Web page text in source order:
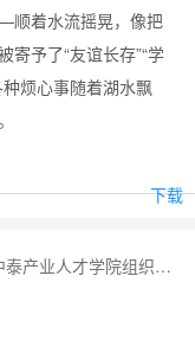
顺着水流摇晃，像把
寄予了“友谊长存”“学
烦心事随着湖水飘
下载
业人才学院组织留学生赴无锡开展文化见学与招聘实践系列活动